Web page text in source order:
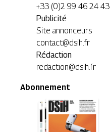
+33 (0)2 99 46 24 43
Publicité
Site annonceurs
contact@dsih.fr
Rédaction
redaction@dsih.fr
Abonnement